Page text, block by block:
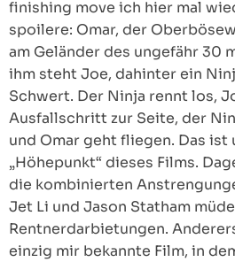
finishing move ich hier mal
spoilere: Omar, der
am Geländer des ungefähr 30
ihm steht Joe, dahinter ein
Schwert. Der Ninja rennt los,
Ausfallschritt zur Seite, der
und Omar geht fliegen. Das ist
„Höhepunkt“ dieses Films.
die kombinierten
Jet Li und Jason Statham müde
Rentnerdarbietungen.
einzig mir bekannte Film, in